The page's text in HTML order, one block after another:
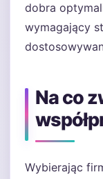
dobra
wymagający
Na co
Wybierając